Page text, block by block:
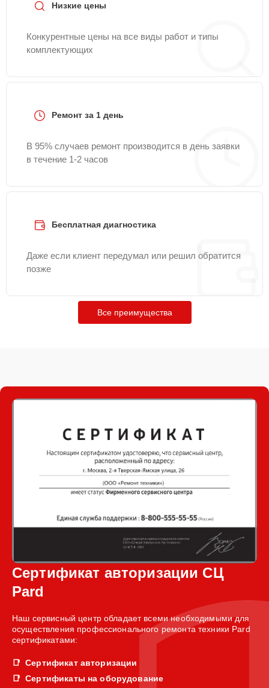
Низкие цены
Конкурентные цены на все виды работ и типы
комплектующих
Ремонт за 1 день
В 95% случаев ремонт производится в день заявки
в течение 1-2 часов
Бесплатная диагностика
Даже если клиент передумал или решил обратится
позже
Все преимущества
Сертификат авторизации СЦ
Pard
Наш сервисный центр обладает всеми необходимыми для
осуществления профессионального ремонта техники Pard
сертификатами:
Сертификат авторизации
Сертификаты на оборудование